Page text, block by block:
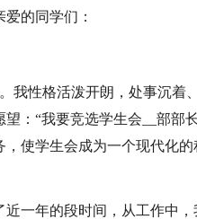
的同学们：
我性格活泼开朗，处事沉
：“我要竞选学生会__部部
使学生会成为一个现代化
一年的段时间，从工作中